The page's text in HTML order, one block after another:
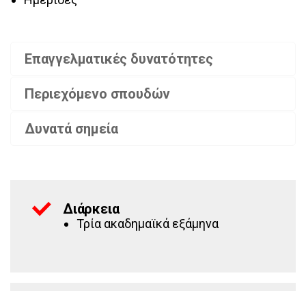
Επαγγελματικές δυνατότητες
Περιεχόμενο σπουδών
Δυνατά σημεία
Διάρκεια
Τρία ακαδημαϊκά εξάμηνα